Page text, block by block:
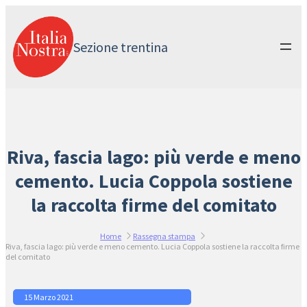
contenuto
Sezione trentina
Riva, fascia lago: più verde e meno
cemento. Lucia Coppola sostiene
la raccolta firme del comitato
Home
Rassegna stampa
Riva, fascia lago: più verde e meno cemento. Lucia Coppola sostiene la raccolta firme
del comitato
15 Marzo 2021